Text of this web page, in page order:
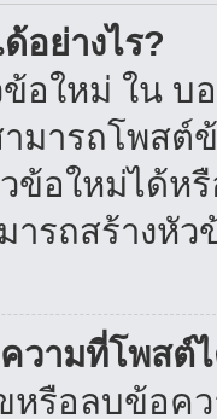
อย่างไร?
อใหม่ ใน บ
มารถโพส
ข้อใหม่ได้ห
รถสร้างหั
วามที่โพสต์ไ
รือลบข้อคว